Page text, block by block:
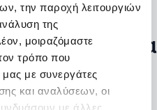
την παροχή λειτουργιών
της
μοιραζόμαστε
τρόπο που
μας με συνεργάτες
και αναλύσεων, οι
με άλλες
με τα